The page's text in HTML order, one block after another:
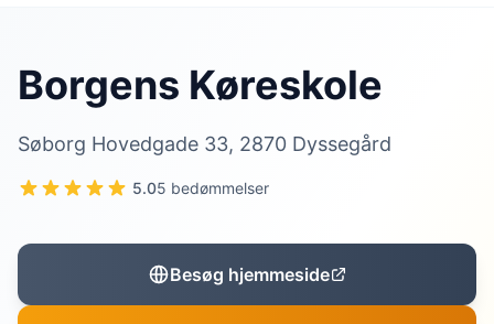
Borgens Køreskole
Søborg Hovedgade 33, 2870 Dyssegård
5.05 bedømmelser
Besøg hjemmeside